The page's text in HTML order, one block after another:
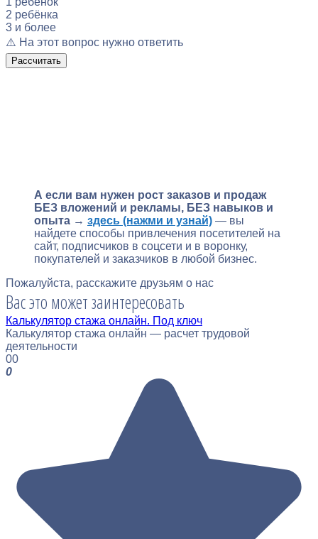
2 ребёнка
3 и более
⚠️ На этот вопрос нужно ответить
Рассчитать
А если вам нужен рост заказов и продаж
БЕЗ вложений и рекламы, БЕЗ навыков и
опыта → здесь (нажми и узнай) — вы
найдете способы привлечения посетителей на
сайт, подписчиков в соцсети и в воронку,
покупателей и заказчиков в любой бизнес.
Пожалуйста, расскажите друзьям о нас
Вас это может заинтересовать
Калькулятор стажа онлайн. Под ключ
Калькулятор стажа онлайн — расчет трудовой
деятельности
00
0